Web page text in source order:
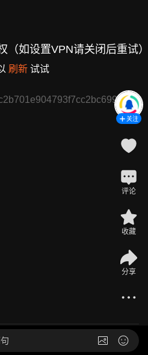
（如设置VPN请关闭后重试
刷新 试试
关注
评论
收藏
分享